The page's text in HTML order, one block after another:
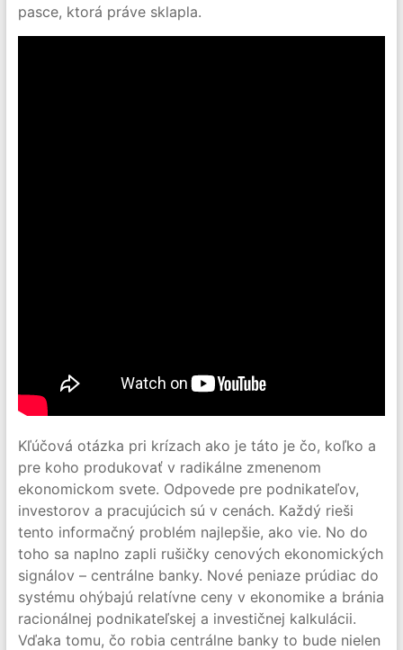
pasce, ktorá práve sklapla.
Kľúčová otázka pri krízach ako je táto je čo, koľko a
pre koho produkovať v radikálne zmenenom
ekonomickom svete. Odpovede pre podnikateľov,
investorov a pracujúcich sú v cenách. Každý rieši
tento informačný problém najlepšie, ako vie. No do
toho sa naplno zapli rušičky cenových ekonomických
signálov – centrálne banky. Nové peniaze prúdiac do
systému ohýbajú relatívne ceny v ekonomike a bránia
racionálnej podnikateľskej a investičnej kalkulácii.
Vďaka tomu, čo robia centrálne banky to bude nielen